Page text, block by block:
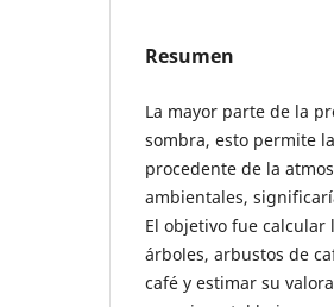
Resumen
La mayor parte de la
sombra, esto permite
procedente de la
ambientales,
El objetivo fue calcular
árboles, arbustos de
café y estimar su